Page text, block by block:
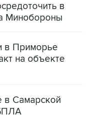
в
Минобороны
в Приморье
на объекте
в Самарской